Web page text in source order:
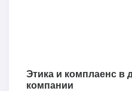
Этика и комплаенс в
компании